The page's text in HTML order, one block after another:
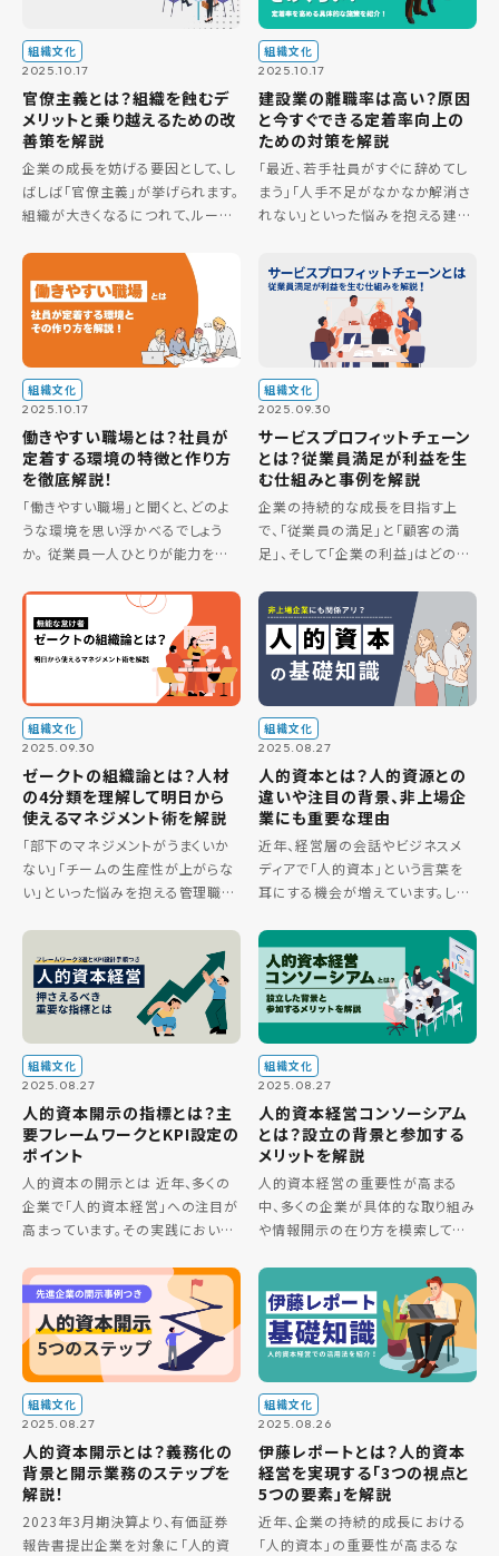
組織文化
2025.10.17
官僚主義とは？組織を蝕むデ
メリットと乗り越えるための改
善策を解説
企業の成長を妨げる要因として、し
ばしば「官僚主義」が挙げられます。
組織が大きくなるにつれて、ルール
遅れ、社員の挑戦意欲が失われて
いく。こうした状況に課題を感じて
いる方も多いのではないでしょ […]
組織文化
2025.10.17
建設業の離職率は高い？原因
と今すぐできる定着率向上の
ための対策を解説
「最近、若手社員がすぐに辞めてし
まう」「人手不足がなかなか解消さ
れない」といった悩みを抱える建設
は、その専門性や社会貢献度の高
さから非常に魅力的な産業ですが
組織文化
2025.10.17
働きやすい職場とは？社員が
定着する環境の特徴と作り方
を徹底解説！
「働きやすい職場」と聞くと、どのよ
うな環境を思い浮かべるでしょう
か。 従業員一人ひとりが能力を最
いくためには、働きやすい職場環境
の構築が不可欠です。 この記事で
は、働きやすい職場の具体的な
組織文化
2025.09.30
サービスプロフィットチェーン
とは？従業員満足が利益を生
む仕組みと事例を解説
企業の持続的な成長を目指す上
で、「従業員の満足」と「顧客の満
足」、そして「企業の利益」はどのよ
この3つの要素が良い循環を生み
出す仕組みを示した経営モデルが
「サービスプロフィットチェーン」
[…]
組織文化
2025.09.30
ゼークトの組織論とは？人材
の4分類を理解して明日から
使えるマネジメント術を解説
「部下のマネジメントがうまくいか
ない」「チームの生産性が上がらな
い」といった悩みを抱える管理職の
の課題は、人材の特性を見極めら
れていないことが原因かもしれま
せん。本記事では、ドイツの軍人
[…]
組織文化
2025.08.27
人的資本とは？人的資源との
違いや注目の背景、非上場企
業にも重要な理由
近年、経営層の会話やビジネスメ
ディアで「人的資本」という言葉を
耳にする機会が増えています。しか
われている「人的資源」との違いを
明確に説明できる方は、多くないの
ではないでしょうか。 上司から […]
組織文化
2025.08.27
人的資本開示の指標とは？主
要フレームワークとKPI設定の
ポイント
人的資本の開示とは 近年、多くの
企業で「人的資本経営」への注目が
高まっています。その実践において
です。 人的資本の開示とは、従業員
が持つ知識、スキル、経験といった
無形の資産、すなわち「人的 […]
組織文化
2025.08.27
人的資本経営コンソーシアム
とは？設立の背景と参加する
メリットを解説
人的資本経営の重要性が高まる
中、多くの企業が具体的な取り組み
や情報開示の在り方を模索してい
務レベルでの知見は得にくく、自社
のアクションプラン策定に課題を感
じる担当者もいるでしょう。このよう
[…]
組織文化
2025.08.27
人的資本開示とは？義務化の
背景と開示業務のステップを
解説！
2023年3月期決算より、有価証券
報告書提出企業を対象に「人的資
組織文化
2025.08.26
伊藤レポートとは？人的資本
経営を実現する「3つの視点と
5つの要素」を解説
近年、企業の持続的成長における
「人的資本」の重要性が高まるな